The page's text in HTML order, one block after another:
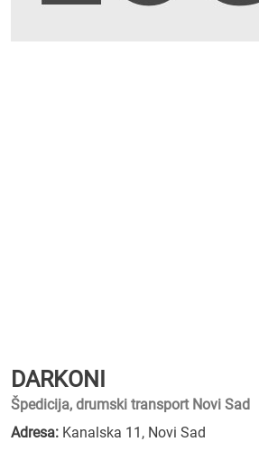
DARKONI
Špedicija, drumski transport Novi Sad
Adresa: Kanalska 11, Novi Sad